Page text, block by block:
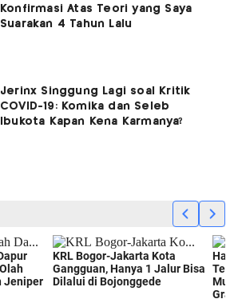
Konfirmasi Atas Teori yang Saya
Suarakan 4 Tahun Lalu
Jerinx Singgung Lagi soal Kritik
COVID-19: Komika dan Seleb
Ibukota Kapan Kena Karmanya?